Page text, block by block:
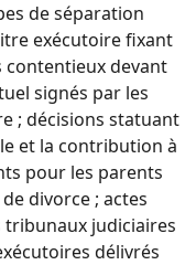
de séparation
exécutoire fixant
contentieux devant
signés par les
; décisions statuant
et la contribution à
pour les parents
divorce ; actes
tribunaux judiciaires
délivrés